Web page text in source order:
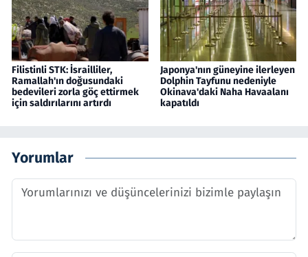
Filistinli STK: İsrailliler,
Ramallah'ın doğusundaki
bedevileri zorla göç ettirmek
için saldırılarını artırdı
Japonya'nın güneyine ilerleyen
Dolphin Tayfunu nedeniyle
Okinava'daki Naha Havaalanı
kapatıldı
Yorumlar